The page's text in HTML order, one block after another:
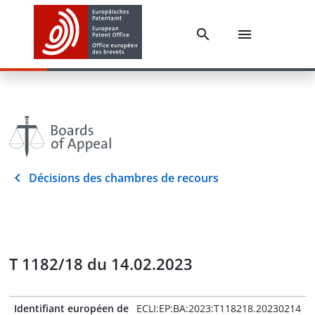
Décisions des chambres de recours
T 1182/18 du 14.02.2023
Identifiant européen de ECLI:EP:BA:2023:T118218.20230214